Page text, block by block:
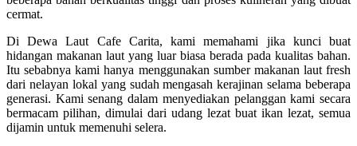
cermat.
Di Dewa Laut Cafe Carita, kami memahami jika kunci buat
hidangan makanan laut yang luar biasa berada pada kualitas bahan.
Itu sebabnya kami hanya menggunakan sumber makanan laut fresh
dari nelayan lokal yang sudah mengasah kerajinan selama beberapa
generasi. Kami senang dalam menyediakan pelanggan kami secara
bermacam pilihan, dimulai dari udang lezat buat ikan lezat, semua
dijamin untuk memenuhi selera.